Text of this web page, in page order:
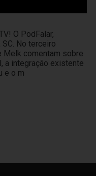
O PodFalar,
No terceiro
Melk comentam sobre
a integração existente
e o m